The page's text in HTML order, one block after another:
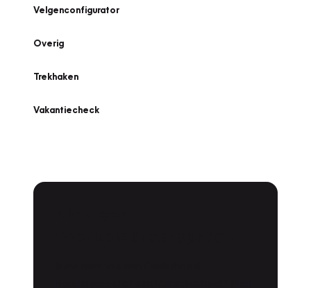
Velgenconfigurator
Overig
Trekhaken
Vakantiecheck